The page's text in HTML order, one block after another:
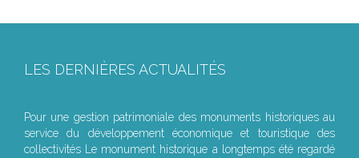
LES DERNIÈRES ACTUALITÉS
Pour une gestion patrimoniale des monuments historiques au
service du développement économique et touristique des
collectivités Le monument historique a longtemps été regardé